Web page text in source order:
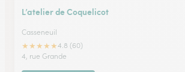
L’atelier de Coquelicot
Casseneuil
★★★★★4.8 (60)
4, rue Grande